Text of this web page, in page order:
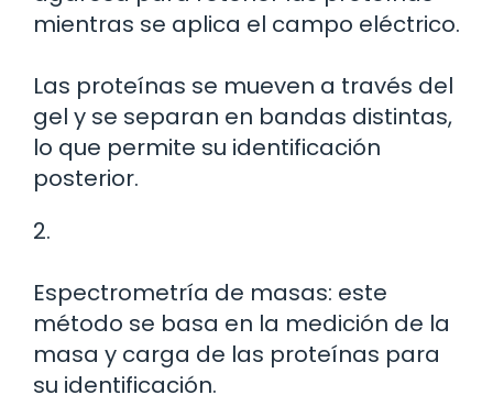
mientras se aplica el campo eléctrico.
Las proteínas se mueven a través del
gel y se separan en bandas distintas,
lo que permite su identificación
posterior.
2.
Espectrometría de masas: este
método se basa en la medición de la
masa y carga de las proteínas para
su identificación.